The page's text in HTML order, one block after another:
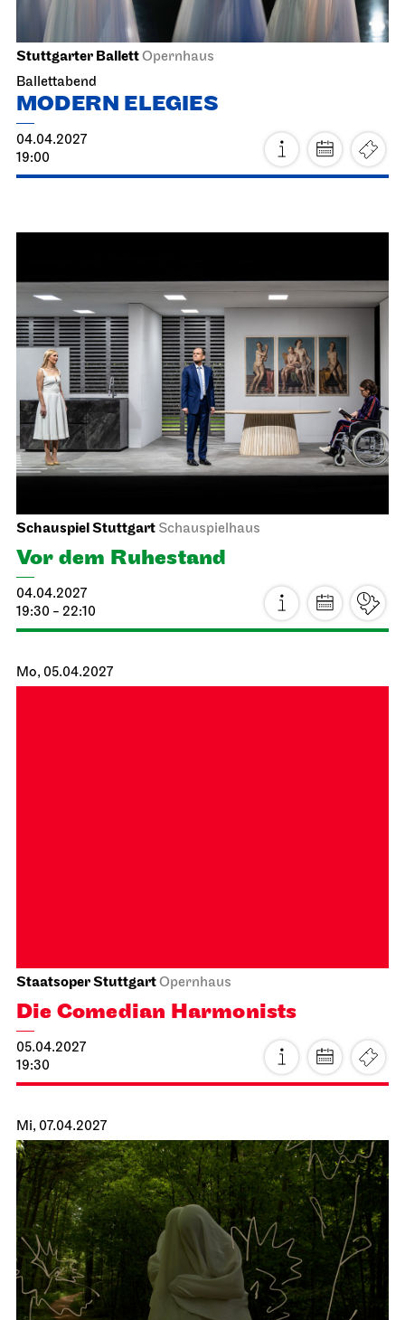
Die drei ??? und das
Spiegelkabinett
18:30
Sa, 20.03.2027
JOiNTreffpunkt: Opernhaus-Eingang in Richtung Landtag
20.03.2027
19:00